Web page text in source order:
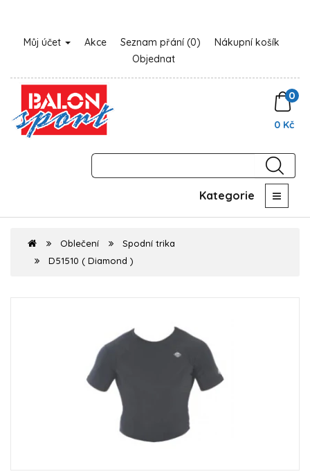
Můj účet Akce Seznam přání (0)
Nákupní košík
Objednat
0
0 Kč
Kategorie
Oblečení
Spodní trika
D51510 ( Diamond )